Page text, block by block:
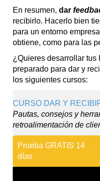
En resumen,dar
recibirlo. Hacerlo bien
para un entorno
obtiene, como para las
¿Quieres desarrollar tus
preparado para dar y
los siguientes cursos:
CURSO DAR Y
Pautas, consejos y
retroalimentación de
Prueba GRATIS 14
días